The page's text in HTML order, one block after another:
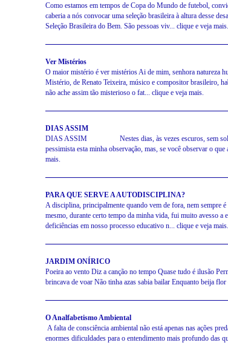
Como estamos em tempos de Copa do Mundo de futebol,
caberia a nós convocar uma seleção brasileira à altura desse
Seleção Brasileira do Bem. São pessoas viv... clique e veja mais.
Ver Mistérios
O maior mistério é ver mistérios Ai de mim, senhora natureza
Mistério, de Renato Teixeira, músico e compositor brasileiro,
não ache assim tão misterioso o fat... clique e veja mais.
DIAS ASSIM
DIAS ASSIM Nestes dias, às vezes escuros, sem sol ou
pessimista esta minha observação, mas, se você observar o
mais.
PARA QUE SERVE A AUTODISCIPLINA?
A disciplina, principalmente quando vem de fora, nem sempre
mesmo, durante certo tempo da minha vida, fui muito avesso a
deficiências em nosso processo educativo n... clique e veja mais.
JARDIM ONÍRICO
Poeira ao vento Diz a canção no tempo Quase tudo é ilusão
brincava de voar Não tinha azas sabia bailar Enquanto beija
O Analfabetismo Ambiental
A falta de consciência ambiental não está apenas nas ações
enormes dificuldades para o entendimento mais profundo das